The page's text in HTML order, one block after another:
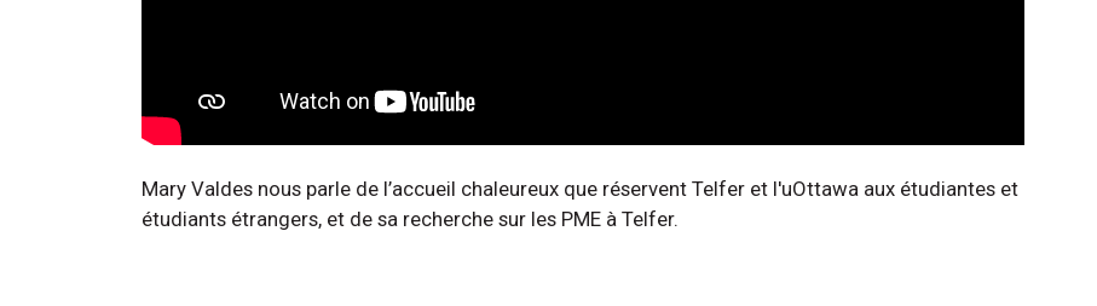
Mary Valdes nous parle de l’accueil chaleureux que réservent Telfer et l'uOttawa aux étudiantes et
étudiants étrangers, et de sa recherche sur les PME à Telfer.